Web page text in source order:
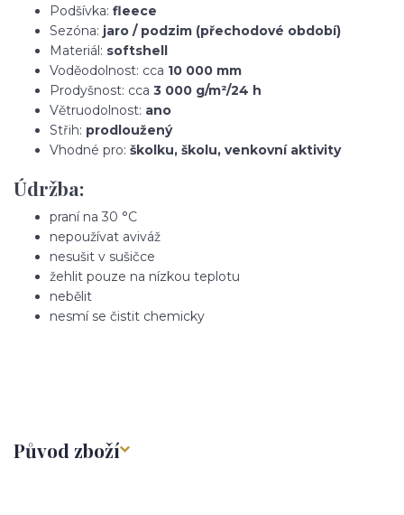
Podšívka: fleece
Sezóna: jaro / podzim (přechodové období)
Materiál: softshell
Voděodolnost: cca 10 000 mm
Prodyšnost: cca 3 000 g/m²/24 h
Větruodolnost: ano
Střih: prodloužený
Vhodné pro: školku, školu, venkovní aktivity
Údržba:
praní na 30 °C
nepoužívat aviváž
nesušit v sušičce
žehlit pouze na nízkou teplotu
nebělit
nesmí se čistit chemicky
Původ zboží